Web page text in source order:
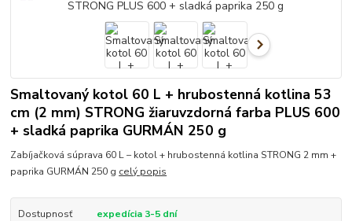
Smaltovaný kotol 60 L + hrubostenná kotlina 53
cm (2 mm) STRONG žiaruvzdorná farba PLUS 600
+ sladká paprika GURMÁN 250 g
Zabíjačková súprava 60 L – kotol + hrubostenná kotlina STRONG 2 mm +
paprika GURMÁN 250 g celý popis
Dostupnosť
expedícia 3-5 dní